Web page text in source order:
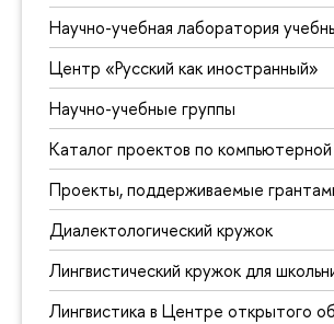
Научно-учебная лаборатория
Центр «Русский как иностранный»
Научно-учебные группы
Каталог проектов по компьютерной
Проекты, поддерживаемые
Диалектологический кружок
Лингвистический кружок для
Лингвистика в Центре открытого